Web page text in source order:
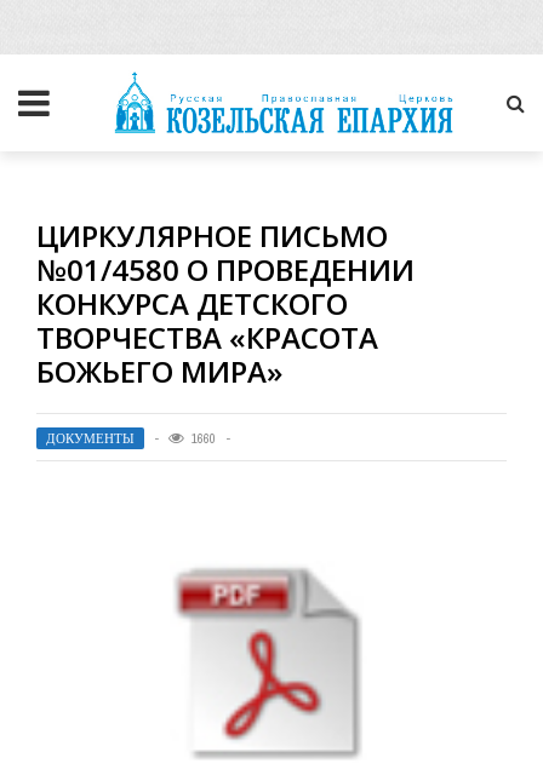
ЦИРКУЛЯРНОЕ ПИСЬМО
№01/4580 О ПРОВЕДЕНИИ
КОНКУРСА ДЕТСКОГО
ТВОРЧЕСТВА «КРАСОТА
БОЖЬЕГО МИРА»
ДОКУМЕНТЫ 1660